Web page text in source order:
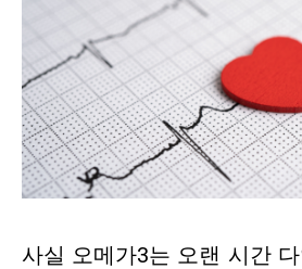
사실 오메가3는 오랜 시간